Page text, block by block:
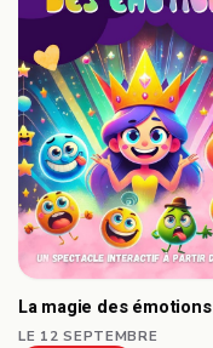
La magie des émotions
LE 12 SEPTEMBRE